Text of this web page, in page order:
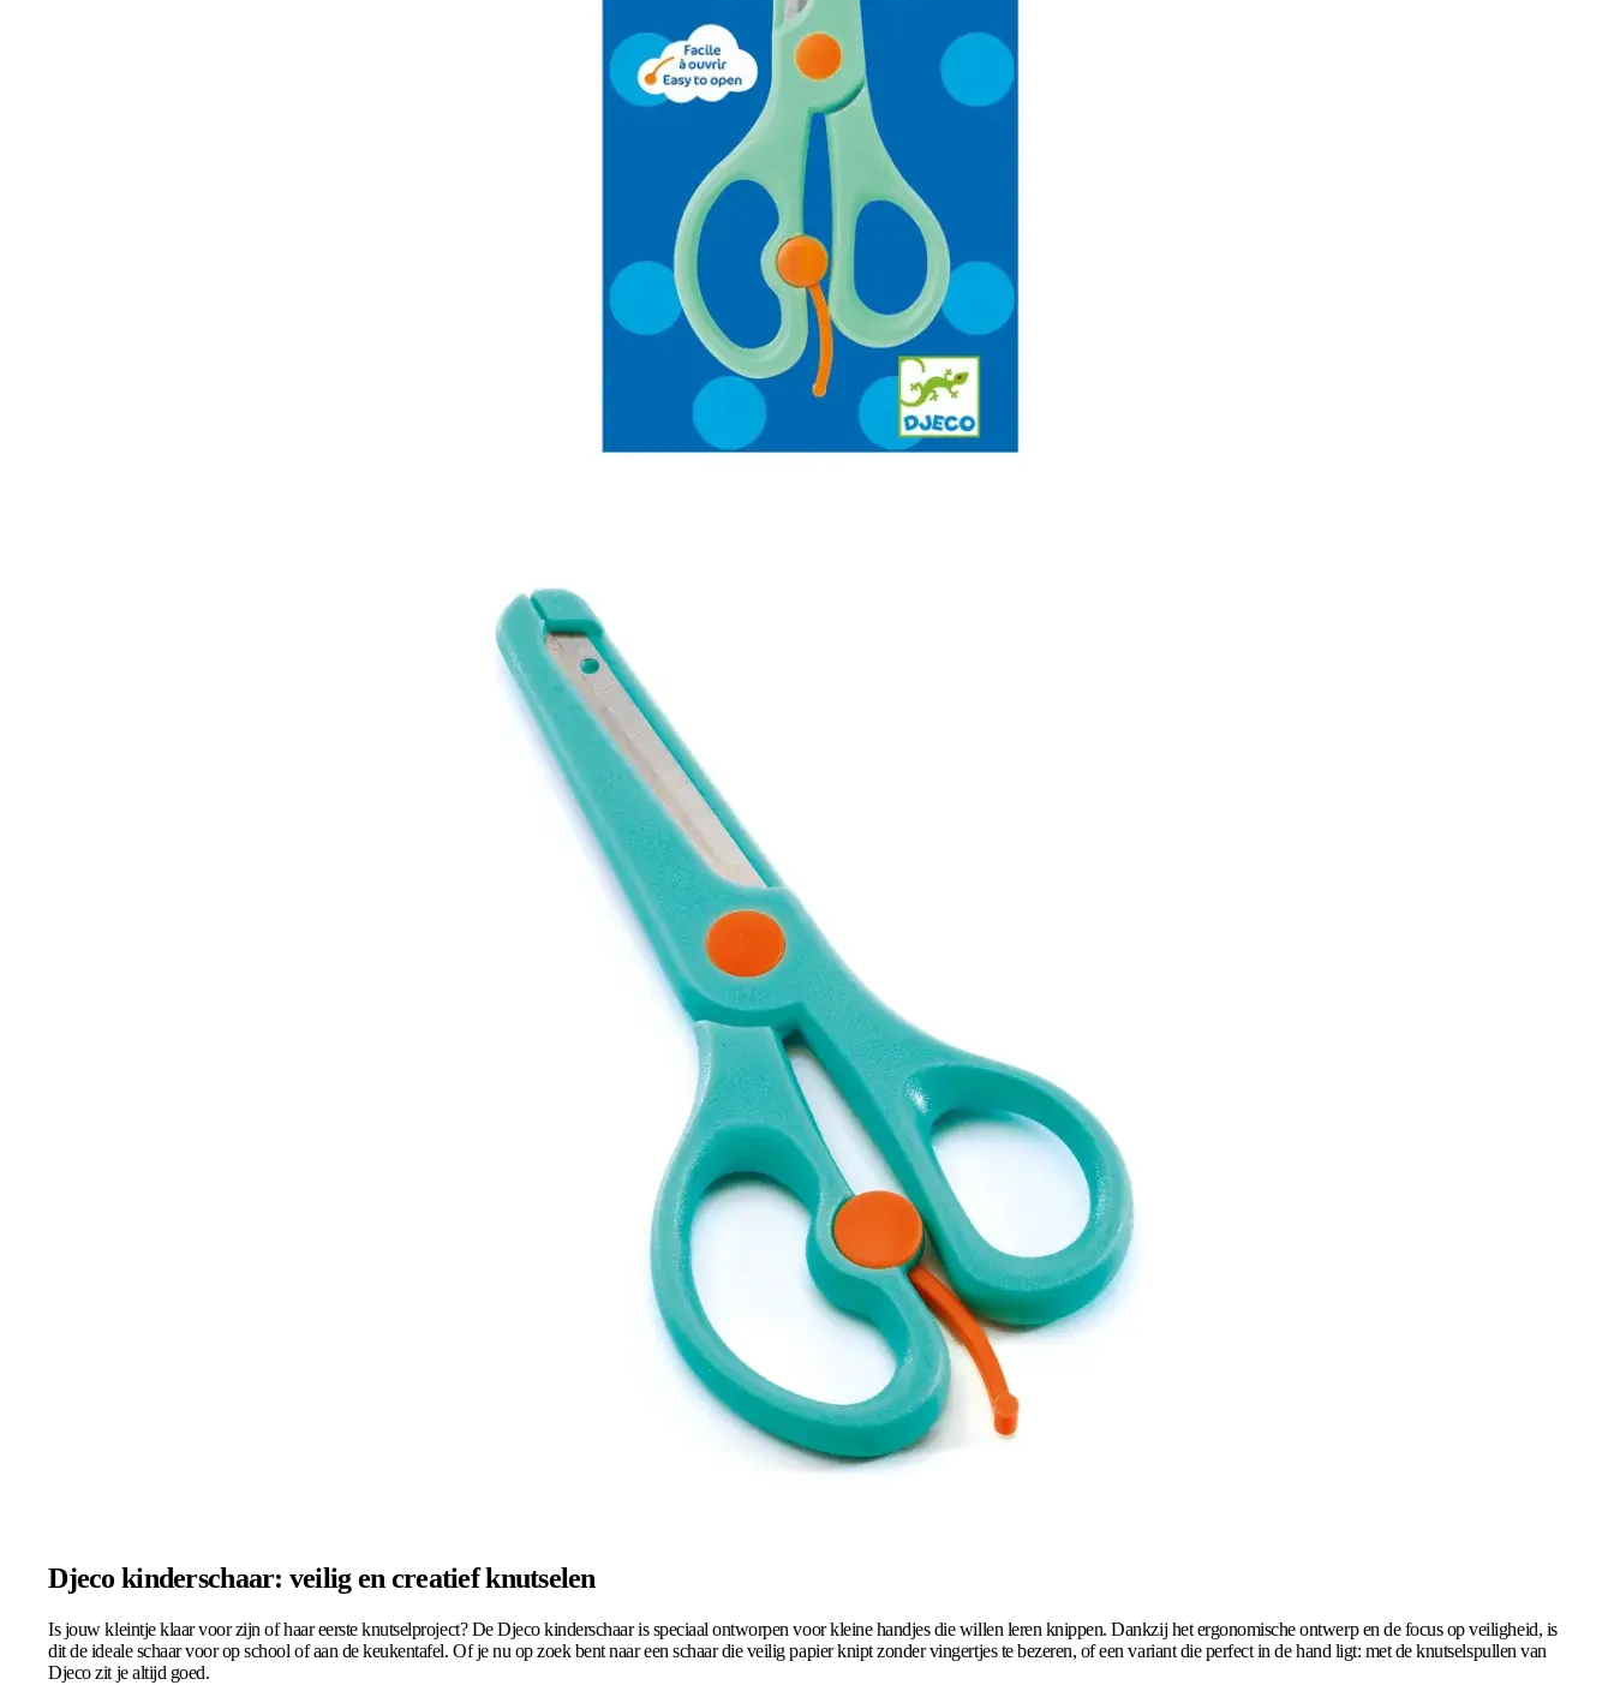
Djeco kinderschaar: veilig en creatief knutselen
Is jouw kleintje klaar voor zijn of haar eerste knutselproject? De Djeco kinderschaar is speciaal ontworpen voor kleine handjes die willen leren knippen. Dankzij het ergonomische ontwerp en de focus op veiligheid, is
dit de ideale schaar voor op school of aan de keukentafel. Of je nu op zoek bent naar een schaar die veilig papier knipt zonder vingertjes te bezeren, of een variant die perfect in de hand ligt: met de knutselspullen van
Djeco zit je altijd goed.